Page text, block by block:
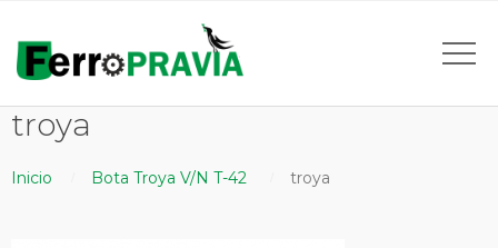
troya
Inicio Bota Troya V/N T-42 troya